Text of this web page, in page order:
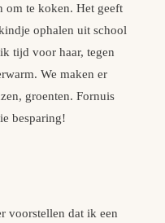
om te koken. Het geeft
ophalen uit school
tijd voor haar, tegen
We maken er
groenten. Fornuis
besparing!
voorstellen dat ik een